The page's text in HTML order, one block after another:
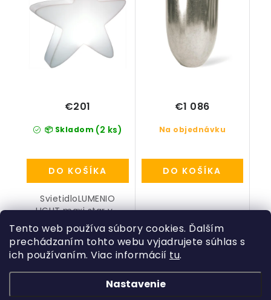
Tento web používa súbory cookies. Ďalším
prechádzaním tohto webu vyjadrujete súhlas s
ich používaním. Viac informácií tu.
Nastavenie
📦 Skladom (2 ks)
€201
DO KOŠÍKA
SvietidloLUMENIO
LIGHT maxi star v...
Na objednávku
€1 086
DO KOŠÍKA
á
p